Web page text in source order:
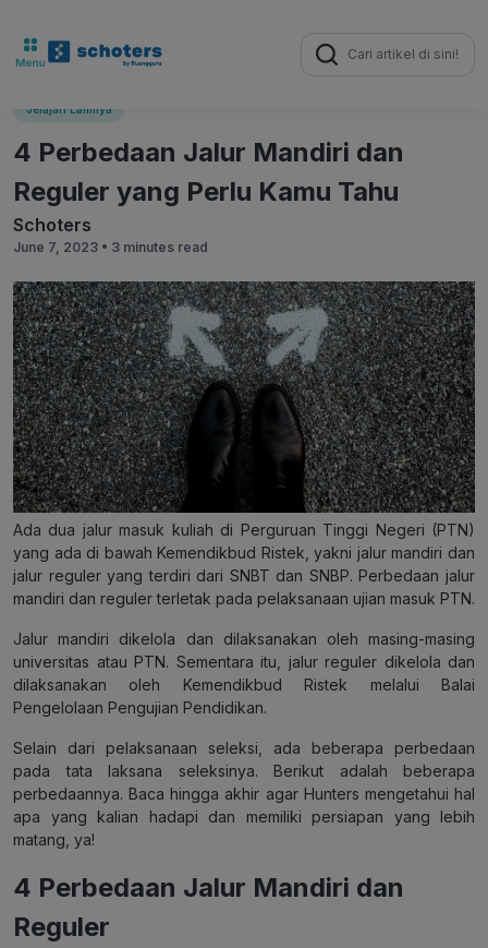
Search
for:
Jelajah Lainnya
4 Perbedaan Jalur Mandiri dan
Reguler yang Perlu Kamu Tahu
Schoters
June 7, 2023 • 3 minutes read
Ada dua jalur masuk kuliah di Perguruan Tinggi Negeri (PTN)
yang ada di bawah Kemendikbud Ristek, yakni jalur mandiri dan
jalur reguler yang terdiri dari SNBT dan SNBP. Perbedaan jalur
mandiri dan reguler terletak pada pelaksanaan ujian masuk PTN.
Jalur mandiri dikelola dan dilaksanakan oleh masing-masing
universitas atau PTN. Sementara itu, jalur reguler dikelola dan
dilaksanakan oleh Kemendikbud Ristek melalui Balai
Pengelolaan Pengujian Pendidikan.
Selain dari pelaksanaan seleksi, ada beberapa perbedaan
pada tata laksana seleksinya. Berikut adalah beberapa
perbedaannya. Baca hingga akhir agar Hunters mengetahui hal
apa yang kalian hadapi dan memiliki persiapan yang lebih
matang, ya!
4 Perbedaan Jalur Mandiri dan
Reguler